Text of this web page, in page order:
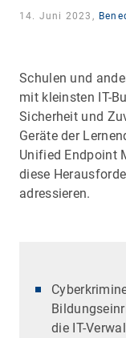
14. Juni 2023,
Schulen und
mit kleinsten IT-
Sicherheit und
Geräte der
Unified Endpoint
diese
adressieren.
die IT-